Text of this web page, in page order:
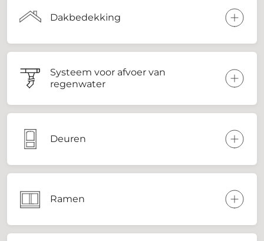
Dakbedekking
Systeem voor afvoer van
regenwater
Deuren
Ramen